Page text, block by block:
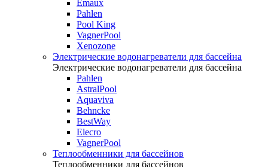
Emaux
Pahlen
Pool King
VagnerPool
Xenozone
Электрические водонагреватели для бассейна
Электрические водонагреватели для бассейна
Pahlen
AstralPool
Aquaviva
Behncke
BestWay
Elecro
VagnerPool
Теплообменники для бассейнов
Теплообменники для бассейнов